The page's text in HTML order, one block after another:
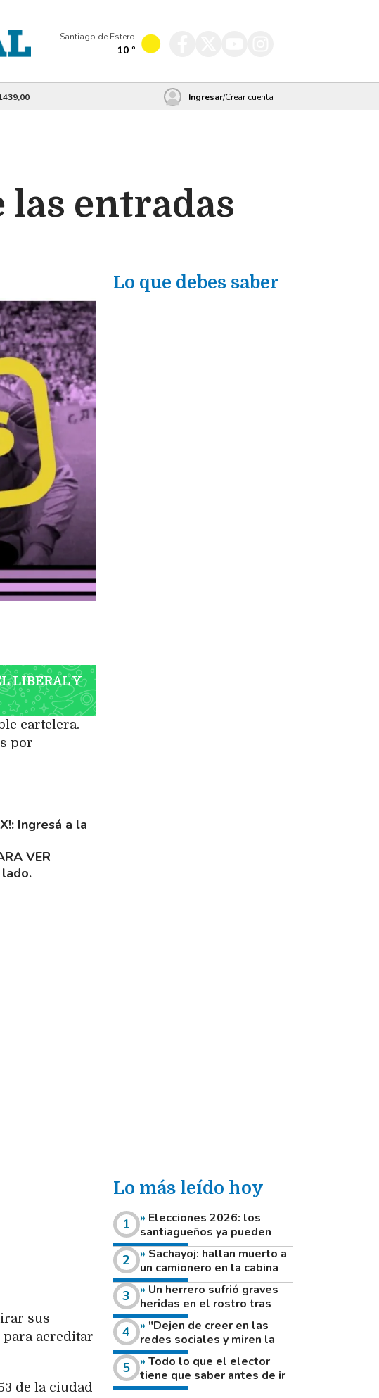
Santiago de Estero
10 º
Ingresar/Crear cuenta
las entradas
LIBERAL Y
cartelera.
por
Ingresá a la
VER
sus
para acreditar
de la ciudad
Lo que debes saber
Lo más leído hoy
Elecciones 2026: los
santiagueños ya pueden
consultar dónde votan este
domingo
Sachayoj: hallan muerto a
un camionero en la cabina
de su vehículo a la vera de
un camino rural
Un herrero sufrió graves
heridas en el rostro tras
reventar el disco de una
amoladora
"Dejen de creer en las
redes sociales y miren la
heladera de sus casas": el
fuerte mensaje de una joven
que votó por primera vez
Todo lo que el elector
tiene que saber antes de ir
a votar este domingo